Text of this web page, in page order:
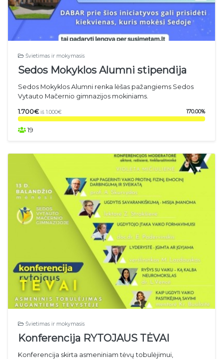
Švietimas ir mokymasis
Sedos Mokyklos Alumni stipendija
Sedos Mokyklos Alumni renka lėšas pažangiems Sedos
Vytauto Mačernio gimnazijos mokiniams.
1.700€ iš 1.000€ 170.00%
19
Švietimas ir mokymasis
Konferencija RYTOJAUS TĖVAI
Konferencija skirta asmeniniam tėvų tobulėjimui,